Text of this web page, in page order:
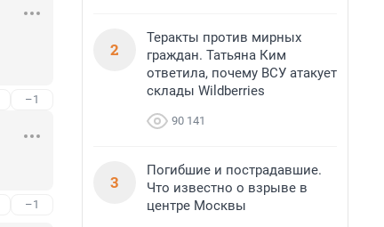
–1
–1
2
Теракты против мирных
граждан. Татьяна Ким
ответила, почему ВСУ атакует
склады Wildberries
90 141
3
Погибшие и пострадавшие.
Что известно о взрыве в
центре Москвы